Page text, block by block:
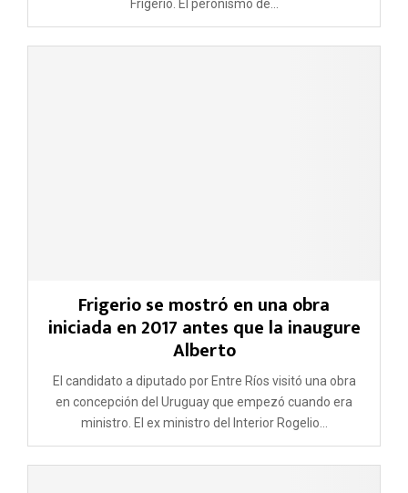
Frigerio. El peronismo de...
Frigerio se mostró en una obra
iniciada en 2017 antes que la inaugure
Alberto
El candidato a diputado por Entre Ríos visitó una obra
en concepción del Uruguay que empezó cuando era
ministro. El ex ministro del Interior Rogelio...